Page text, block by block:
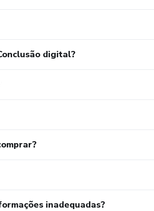
digital?
inadequadas?